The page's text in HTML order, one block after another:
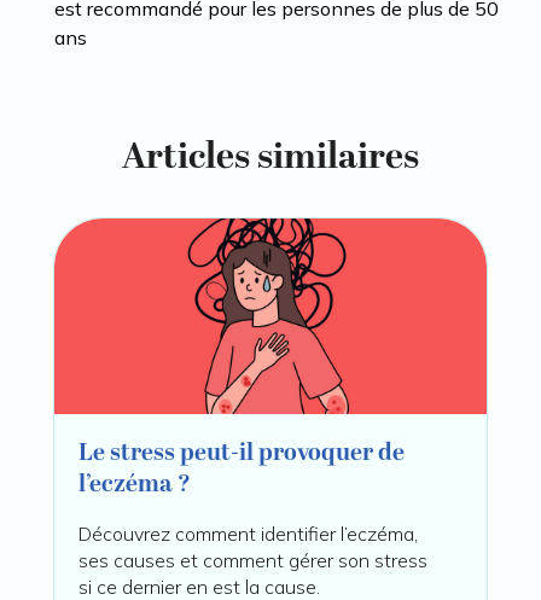
est recommandé pour les personnes de plus de 50
ans
Articles similaires
Le stress peut-il provoquer de
l’eczéma ?
Découvrez comment identifier l’eczéma,
ses causes et comment gérer son stress
si ce dernier en est la cause.